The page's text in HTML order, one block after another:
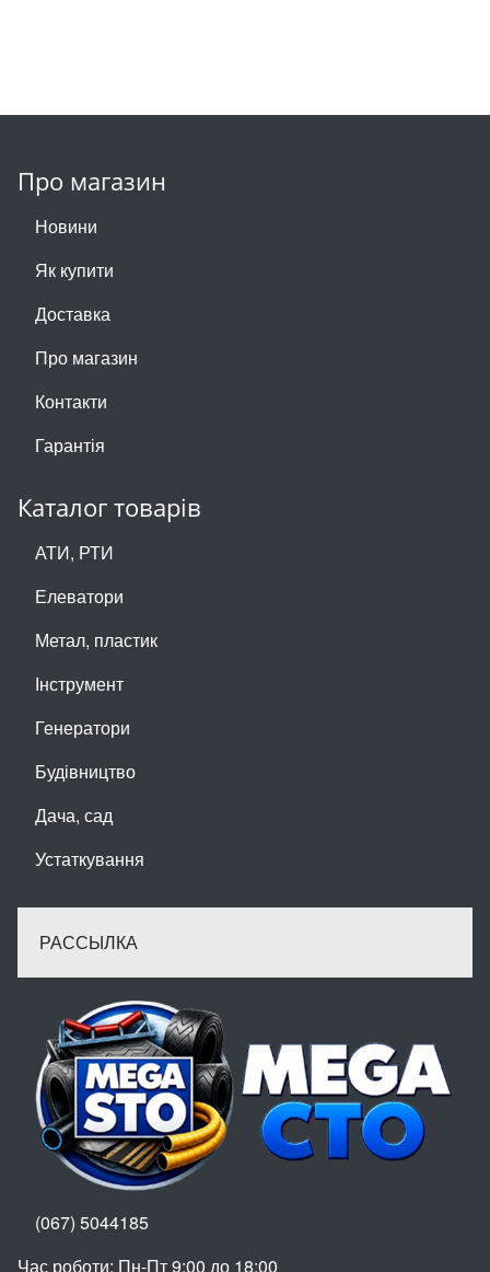
Про магазин
Новини
Як купити
Доставка
Про магазин
Контакти
Гарантія
Каталог товарів
АТИ, РТИ
Елеватори
Метал, пластик
Інструмент
Генератори
Будівництво
Дача, сад
Устаткування
РАССЫЛКА
(067) 5044185
Час роботи: Пн-Пт 9:00 до 18:00